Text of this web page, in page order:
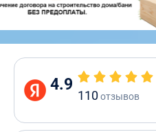
4.9
110отзывов